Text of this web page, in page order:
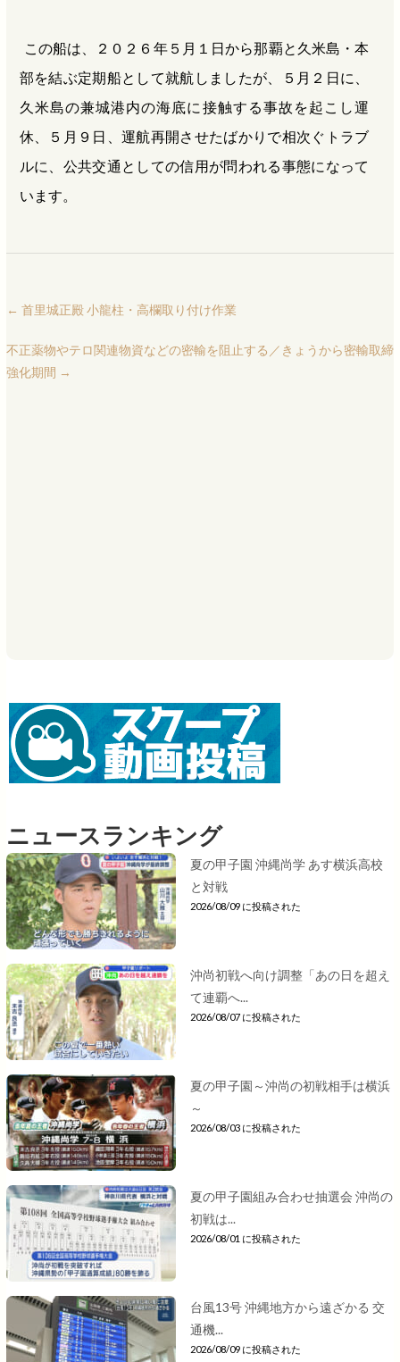
この船は、２０２６年５月１日から那覇と久米島・本
部を結ぶ定期船として就航しましたが、５月２日に、
久米島の兼城港内の海底に接触する事故を起こし運
休、５月９日、運航再開させたばかりで相次ぐトラブ
ルに、公共交通としての信用が問われる事態になって
います。
← 首里城正殿 小龍柱・高欄取り付け作業
不正薬物やテロ関連物資などの密輸を阻止する／きょうから密輸取締
強化期間 →
ニュースランキング
夏の甲子園 沖縄尚学 あす横浜高校
と対戦
2026/08/09 に投稿された
沖尚初戦へ向け調整「あの日を超え
て連覇へ...
2026/08/07 に投稿された
夏の甲子園～沖尚の初戦相手は横浜
～
2026/08/03 に投稿された
夏の甲子園組み合わせ抽選会 沖尚の
初戦は...
2026/08/01 に投稿された
台風13号 沖縄地方から遠ざかる 交
通機...
2026/08/09 に投稿された